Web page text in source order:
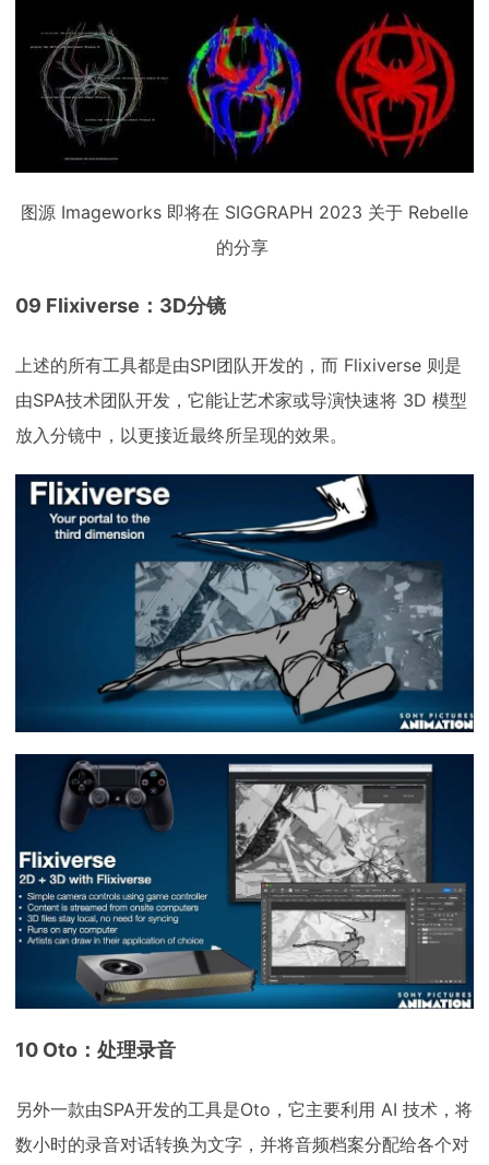
图源 Imageworks 即将在 SIGGRAPH 2023 关于 Rebelle
的分享
09 Flixiverse：3D分镜
上述的所有工具都是由SPI团队开发的，而 Flixiverse 则是
由SPA技术团队开发，它能让艺术家或导演快速将 3D 模型
放入分镜中，以更接近最终所呈现的效果。
10 Oto：处理录音
另外一款由SPA开发的工具是Oto，它主要利用 AI 技术，将
数小时的录音对话转换为文字，并将音频档案分配给各个对